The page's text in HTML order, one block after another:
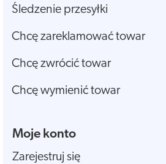
Śledzenie przesyłki
Chcę zareklamować towar
Chcę zwrócić towar
Chcę wymienić towar
Moje konto
Zarejestruj się